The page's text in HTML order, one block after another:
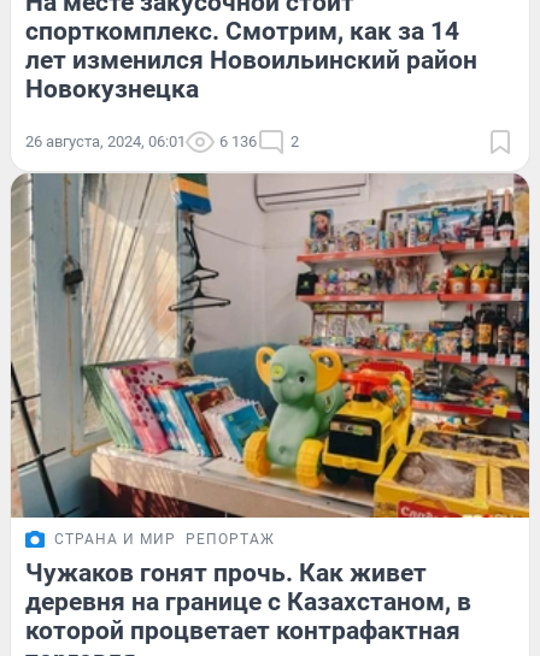
спорткомплекс. Смотрим, как за 14
лет изменился Новоильинский район
Новокузнецка
26 августа, 2024, 06:01 6 136 2
СТРАНА И МИР РЕПОРТАЖ
Чужаков гонят прочь. Как живет
деревня на границе с Казахстаном, в
которой процветает контрафактная